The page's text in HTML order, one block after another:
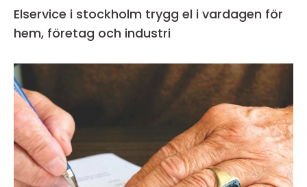
Elservice i stockholm trygg el i vardagen för
hem, företag och industri